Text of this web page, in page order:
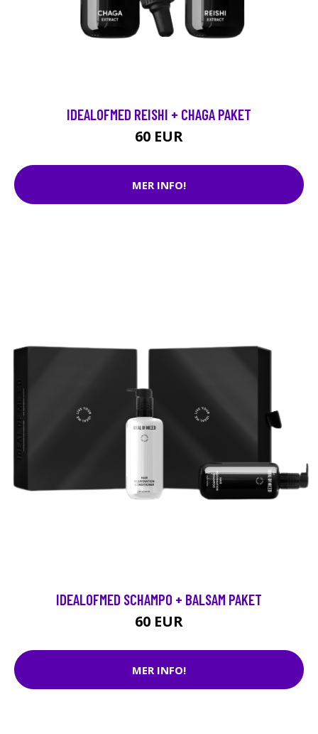
IDEALOFMED REISHI + CHAGA PAKET
60 EUR
MER INFO!
IDEALOFMED SCHAMPO + BALSAM PAKET
60 EUR
MER INFO!